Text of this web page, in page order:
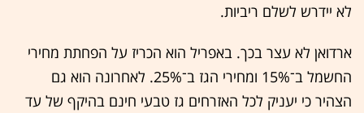
לא יידרש לשלם ריביות.
ארדואן לא עצר בכך. באפריל הוא הכריז על הפחתת מחירי
החשמל ב־15% ומחירי הגז ב־25%. לאחרונה הוא גם
הצהיר כי יעניק לכל האזרחים גז טבעי חינם בהיקף של עד